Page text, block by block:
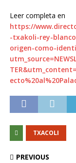
Leer completa en
https://
-txakoli-rey-
origen-como-
TXACOLI
PREVIOUS